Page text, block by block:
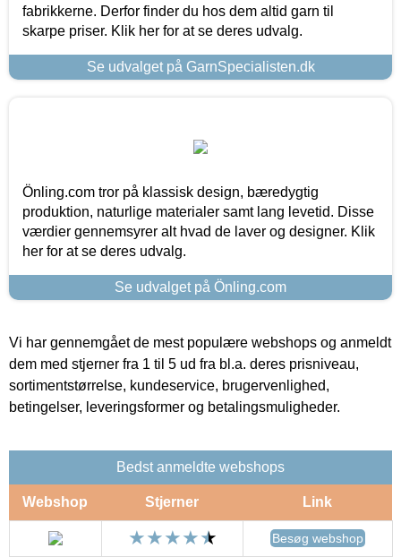
fabrikkerne. Derfor finder du hos dem altid garn til
skarpe priser. Klik her for at se deres udvalg.
Se udvalget på GarnSpecialisten.dk
Önling.com tror på klassisk design, bæredygtig
produktion, naturlige materialer samt lang levetid. Disse
værdier gennemsyrer alt hvad de laver og designer. Klik
her for at se deres udvalg.
Se udvalget på Önling.com
Vi har gennemgået de mest populære webshops og anmeldt
dem med stjerner fra 1 til 5 ud fra bl.a. deres prisniveau,
sortimentstørrelse, kundeservice, brugervenlighed,
betingelser, leveringsformer og betalingsmuligheder.
Bedst anmeldte webshops
Webshop Stjerner Link
Besøg webshop